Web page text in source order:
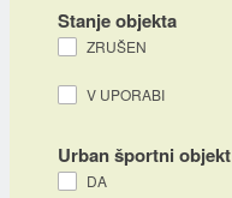
Stanje objekta
ZRUŠEN
V UPORABI
Urban športni objekt
DA